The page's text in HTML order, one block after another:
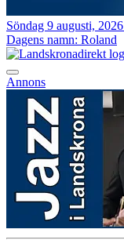
Söndag 9 augusti, 2026
Dagens namn: Roland
Annons